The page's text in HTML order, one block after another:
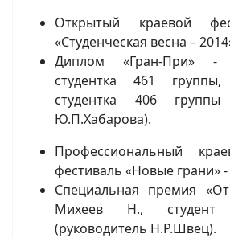
Открытый краевой
«Студенческая весна –
Диплом «Гран-При» -
студентка 461
студентка 406 группы
Ю.П.Хабарова).
Профессиональный
фестиваль «Новые грани» -
Специальная премия
Михеев Н.,
(руководитель Н.Р.Швец).